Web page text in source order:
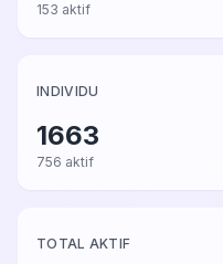
153 aktif
INDIVIDU
1663
756 aktif
TOTAL AKTIF